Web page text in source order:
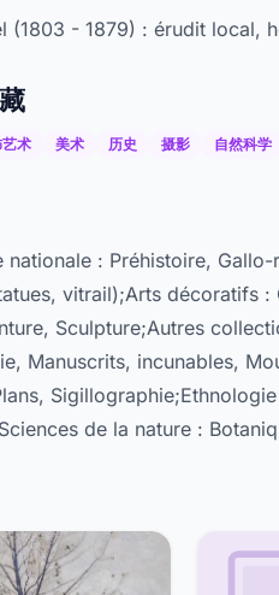
(1803 - 1879) : érudit local,
术 美术 历史 摄影 自然科学
nationale : Préhistoire,
vitrail);Arts décoratifs
Sculpture;Autres
Manuscrits, incunables,
de la nature :